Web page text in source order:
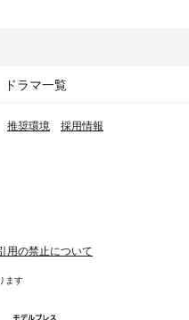
ドラマ一覧
推奨環境 採用情報
用の禁止について
ます